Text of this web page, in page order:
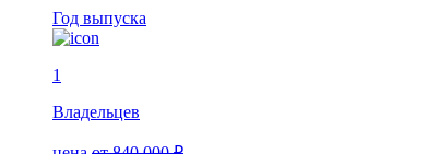
Год выпуска
1
Владельцев